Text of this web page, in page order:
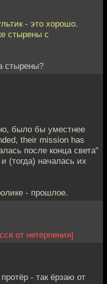
- это хорошо.
стырены с
стырены?
было бы уместнее
their mission has
после конца света"
(тогда) началась их
- прошлое.
от нетерпения]
- так ёрзаю от